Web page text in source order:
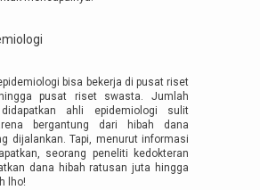
bisa bekerja di pusat riset
pusat riset swasta. Jumlah
ahli epidemiologi sulit
bergantung dari hibah dana
dijalankan. Tapi, menurut informasi
seorang peneliti kedokteran
dana hibah ratusan juta hingga
lho!